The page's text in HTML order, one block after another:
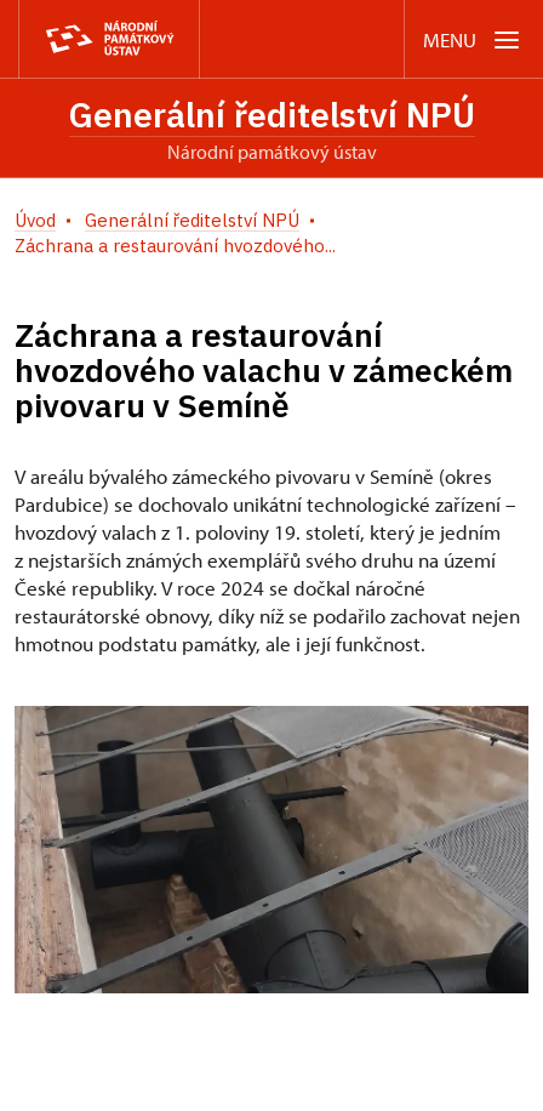
MENU
Generální ředitelství NPÚ
Národní památkový ústav
Úvod
Generální ředitelství NPÚ
Záchrana a restaurování hvozdového...
Záchrana a restaurování
hvozdového valachu v zámeckém
pivovaru v Semíně
V areálu bývalého zámeckého pivovaru v Semíně (okres
Pardubice) se dochovalo unikátní technologické zařízení –
hvozdový valach z 1. poloviny 19. století, který je jedním
z nejstarších známých exemplářů svého druhu na území
České republiky. V roce 2024 se dočkal náročné
restaurátorské obnovy, díky níž se podařilo zachovat nejen
hmotnou podstatu památky, ale i její funkčnost.